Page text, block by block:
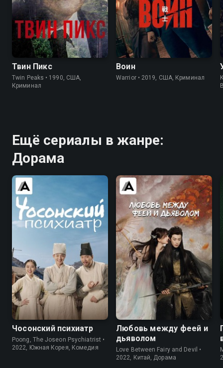
8.4 8.7
Твин Пикс
Twin Peaks • 1990, США,
Криминал
8.2 8.4
Воин
Warrior • 2019, США, Криминал
Ещё сериалы в жанре:
Дорама
7.9 7.2
Чосонский психиатр
Poong, The Joseon Psychiatrist •
2022, Южная Корея, Комедия
8.6 8.4
Любовь между феей и
дьяволом
Love Between Fairy and Devil •
2022, Китай, Дорама